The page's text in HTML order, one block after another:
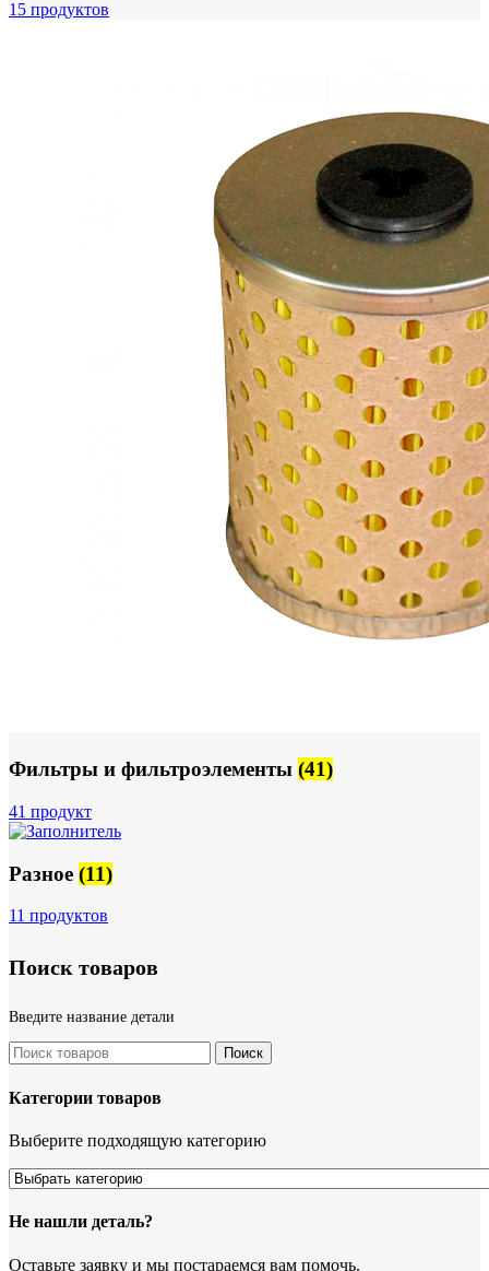
15 продуктов
Фильтры и фильтроэлементы (41)
41 продукт
Разное (11)
11 продуктов
Поиск товаров
Введите название детали
Поиск
Категории товаров
Выберите подходящую категорию
Не нашли деталь?
Оставьте заявку и мы постараемся вам помочь.